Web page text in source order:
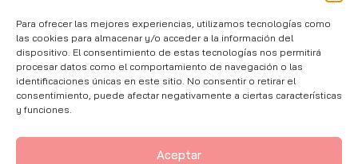
Para ofrecer las mejores experiencias, utilizamos tecnologías como
las cookies para almacenar y/o acceder a la información del
dispositivo. El consentimiento de estas tecnologías nos permitirá
procesar datos como el comportamiento de navegación o las
identificaciones únicas en este sitio. No consentir o retirar el
consentimiento, puede afectar negativamente a ciertas características
y funciones.
Aceptar
Colaboran: